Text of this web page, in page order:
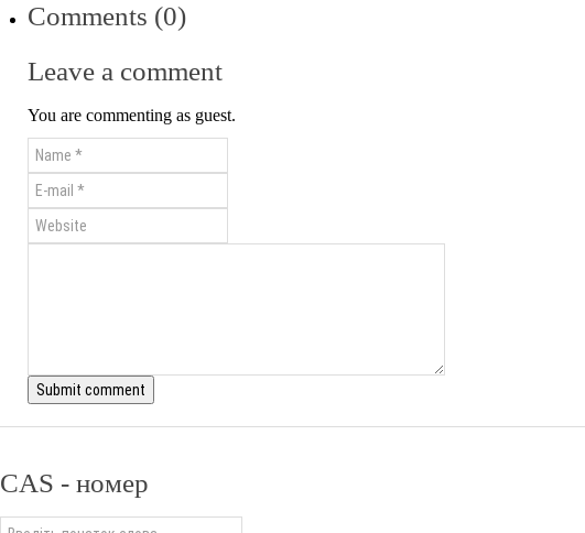
Comments (0)
Leave a comment
You are commenting as guest.
CAS - номер